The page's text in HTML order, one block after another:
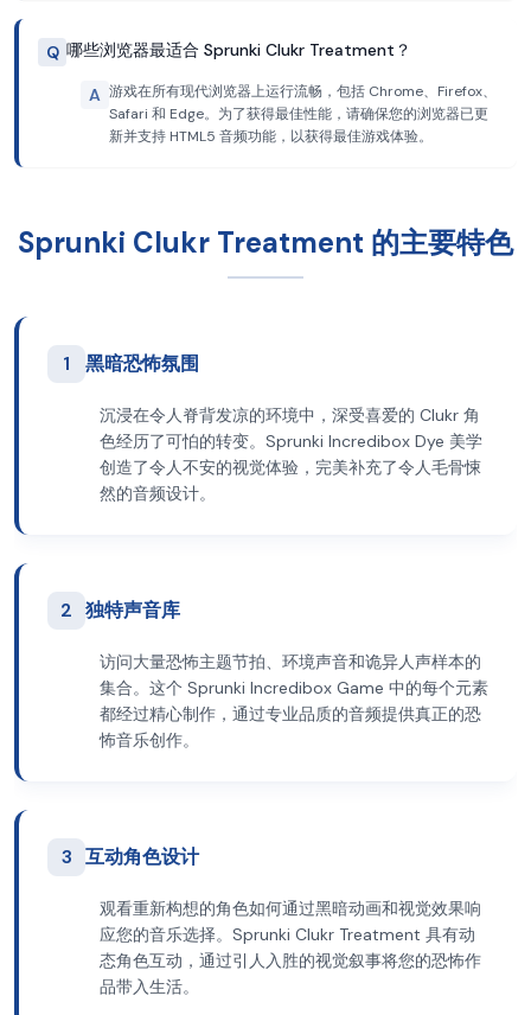
Q 哪些浏览器最适合 Sprunki Clukr Treatment？
A 游戏在所有现代浏览器上运行流畅，包括 Chrome、Firefox、
Safari 和 Edge。为了获得最佳性能，请确保您的浏览器已更
新并支持 HTML5 音频功能，以获得最佳游戏体验。
Sprunki Clukr Treatment 的主要特色
1 黑暗恐怖氛围
沉浸在令人脊背发凉的环境中，深受喜爱的 Clukr 角
色经历了可怕的转变。Sprunki Incredibox Dye 美学
创造了令人不安的视觉体验，完美补充了令人毛骨悚
然的音频设计。
2 独特声音库
访问大量恐怖主题节拍、环境声音和诡异人声样本的
集合。这个 Sprunki Incredibox Game 中的每个元素
都经过精心制作，通过专业品质的音频提供真正的恐
怖音乐创作。
3 互动角色设计
观看重新构想的角色如何通过黑暗动画和视觉效果响
应您的音乐选择。Sprunki Clukr Treatment 具有动
态角色互动，通过引人入胜的视觉叙事将您的恐怖作
品带入生活。